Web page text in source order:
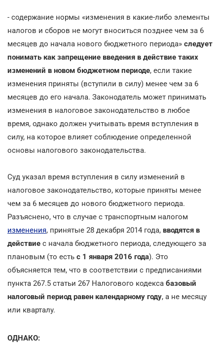
- содержание нормы «изменения в какие-либо элементы
налогов и сборов не могут вноситься позднее чем за 6
месяцев до начала нового бюджетного периода» следует
понимать как запрещение введения в действие таких
изменений в новом бюджетном периоде, если такие
изменения приняты (вступили в силу) менее чем за 6
месяцев до его начала. Законодатель может принимать
изменения в налоговое законодательство в любое
время, однако должен учитывать время вступления в
силу, на которое влияет соблюдение определенной
основы налогового законодательства.
Суд указал время вступления в силу изменений в
налоговое законодательство, которые приняты менее
чем за 6 месяцев до нового бюджетного периода.
Разъяснено, что в случае с транспортным налогом
изменения, принятые 28 декабря 2014 года, вводятся в
действие с начала бюджетного периода, следующего за
плановым (то есть с 1 января 2016 года). Это
объясняется тем, что в соответствии с предписаниями
пункта 267.5 статьи 267 Налогового кодекса базовый
налоговый период равен календарному году, а не месяцу
или кварталу.
ОДНАКО: